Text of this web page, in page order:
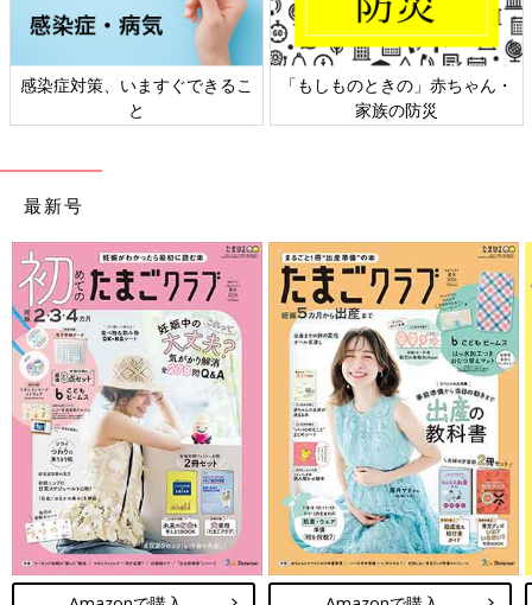
出典：Instagramアカウント「hanamizuki_mono」
hanamizukiさんが購入したのはchoutrente（シュトレンテ）の
スマホショルダー。カードポケットが3個あり、鏡まで付いてい
護できるところも気に入っているんだとか♪ スマホスタンドとし
ても使えるなど機能が充実しているようです。
差し色になっておしゃれ♪ ユニクロのレザータッチ
ウォレットショルダーバッグ
感染症対策、いますぐできるこ
と
「もしものときの」赤ちゃん・
家族の防災
最新号